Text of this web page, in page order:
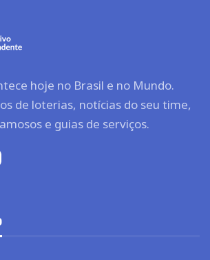
hoje no Brasil e no Mundo.
de loterias, notícias do seu time,
e guias de serviços.